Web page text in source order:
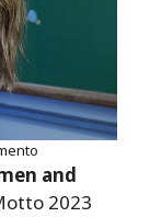
and
2023